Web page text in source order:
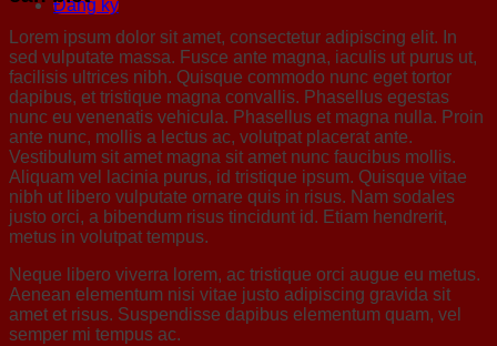
Đăng ký
Lorem ipsum dolor sit amet, consectetur adipiscing elit. In
sed vulputate massa. Fusce ante magna, iaculis ut purus ut,
facilisis ultrices nibh. Quisque commodo nunc eget tortor
dapibus, et tristique magna convallis. Phasellus egestas
nunc eu venenatis vehicula. Phasellus et magna nulla. Proin
ante nunc, mollis a lectus ac, volutpat placerat ante.
Vestibulum sit amet magna sit amet nunc faucibus mollis.
Aliquam vel lacinia purus, id tristique ipsum. Quisque vitae
nibh ut libero vulputate ornare quis in risus. Nam sodales
justo orci, a bibendum risus tincidunt id. Etiam hendrerit,
metus in volutpat tempus.
Neque libero viverra lorem, ac tristique orci augue eu metus.
Aenean elementum nisi vitae justo adipiscing gravida sit
amet et risus. Suspendisse dapibus elementum quam, vel
semper mi tempus ac.